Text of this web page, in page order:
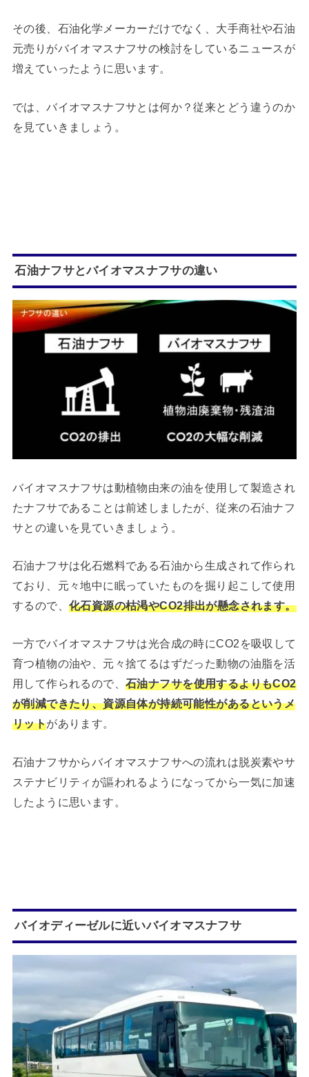
その後、石油化学メーカーだけでなく、大手商社や石油
元売りがバイオマスナフサの検討をしているニュースが
増えていったように思います。
では、バイオマスナフサとは何か？従来とどう違うのか
を見ていきましょう。
石油ナフサとバイオマスナフサの違い
バイオマスナフサは動植物由来の油を使用して製造され
たナフサであることは前述しましたが、従来の石油ナフ
サとの違いを見ていきましょう。
石油ナフサは化石燃料である石油から生成されて作られ
ており、元々地中に眠っていたものを掘り起こして使用
するので、 化石資源の枯渇やCO2排出が懸念されます。
一方でバイオマスナフサは光合成の時にCO2を吸収して
育つ植物の油や、元々捨てるはずだった動物の油脂を活
用して作られるので、石油ナフサを使用するよりもCO2
が削減できたり、資源自体が持続可能性があるというメ
リットがあります。
石油ナフサからバイオマスナフサへの流れは脱炭素やサ
ステナビリティが謳われるようになってから一気に加速
したように思います。
バイオディーゼルに近いバイオマスナフサ